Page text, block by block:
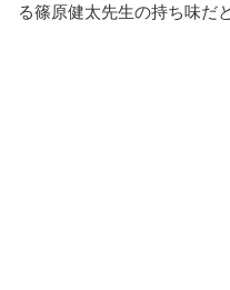
る篠原健太先生の持ち味だ